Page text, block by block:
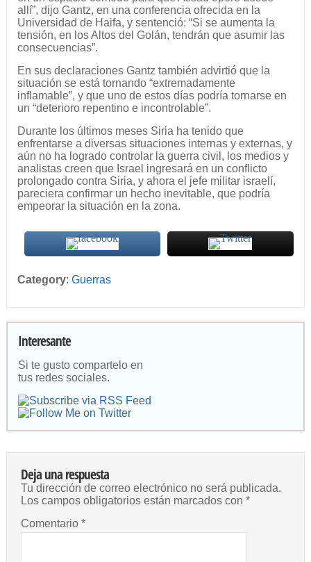
allí”, dijo Gantz, en una conferencia ofrecida en la
Universidad de Haifa, y sentenció: “Si se aumenta la
tensión, en los Altos del Golán, tendrán que asumir las
consecuencias”.
En sus declaraciones Gantz también advirtió que la
situación se está tornando “extremadamente
inflamable”, y que uno de estos días podría tornarse en
un “deterioro repentino e incontrolable”.
Durante los últimos meses Siria ha tenido que
enfrentarse a diversas situaciones internas y externas, y
aún no ha logrado controlar la guerra civil, los medios y
analistas creen que Israel ingresará en un conflicto
prolongado contra Siria, y ahora el jefe militar israelí,
pareciera confirmar un hecho inevitable, que podría
empeorar la situación en la zona.
Category: Guerras
Interesante
Si te gusto compartelo en
tus redes sociales.
Deja una respuesta
Tu dirección de correo electrónico no será publicada.
Los campos obligatorios están marcados con *
Comentario *